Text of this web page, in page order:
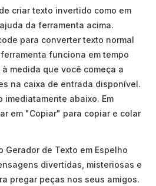
criar texto invertido como em
da ferramenta acima.
para converter texto normal
funciona em tempo
medida que você começa a
na caixa de entrada disponível.
imediatamente abaixo. Em
em "Copiar" para copiar e colar
Gerador de Texto em Espelho
divertidas, misteriosas e
pregar peças nos seus amigos.